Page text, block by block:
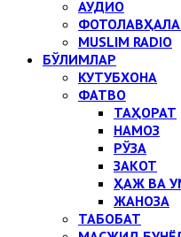
АУДИО
MUSLIM RADIO
БЎЛИМЛАР
КУТУБХОНА
ФАТВО
ТАҲОРАТ
НАМОЗ
РЎЗА
ЗАКОТ
ҲАЖ ВА
ЖАНОЗА
ТАБОБАТ